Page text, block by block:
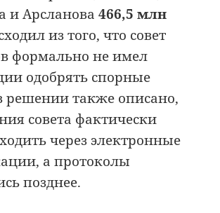
и Арсланова466,5 млн
из того, что совет
формально не имел
одобрять спорные
решении также описано,
совета фактически
через электронные
а протоколы
позднее.